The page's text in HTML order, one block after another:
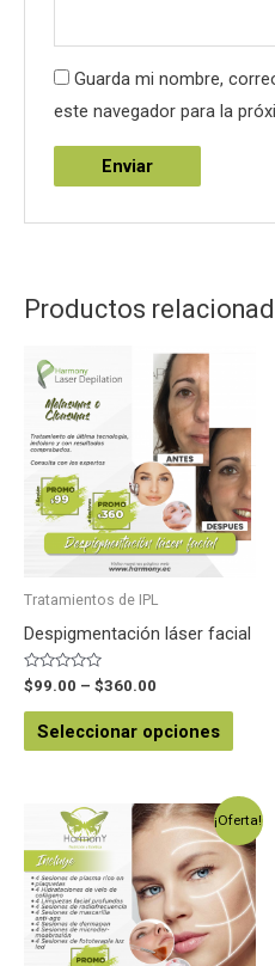
Guarda mi nombre,
este navegador para la
Productos
Tratamientos de IPL
Despigmentación láser facial
Valorado
en
0
de
$99.00 – $360.00
Seleccionar opciones
¡Oferta!